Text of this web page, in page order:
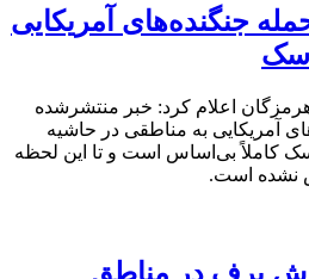
جنگنده‌های آمریکایی
اعلام کرد: خبر منتشرشده
آمریکایی به مناطقی در حاشیه
کاملاً بی‌اساس است و تا این لحظه
نشده است.